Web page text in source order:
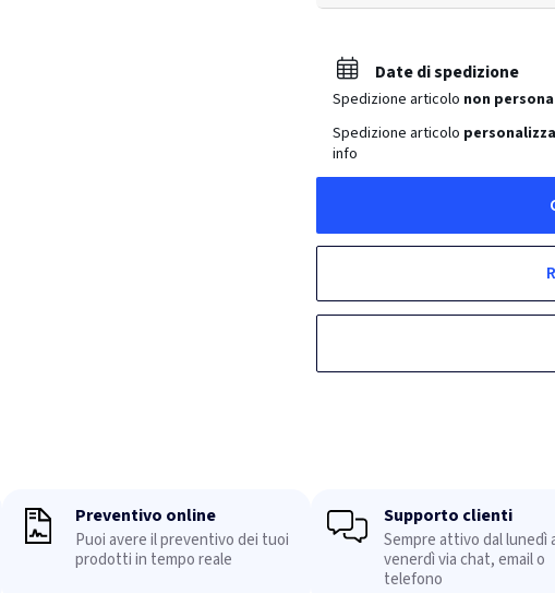
Date di spedizione
Spedizione articolo non
Spedizione articolo
info
Preventivo online
Puoi avere il preventivo dei tuoi
prodotti in tempo reale
Supporto clienti
Sempre attivo dal lunedì
venerdì via chat, email o
telefono